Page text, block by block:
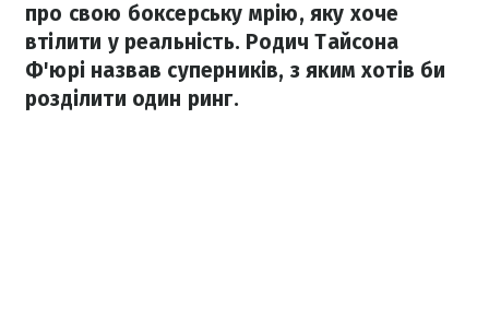
про свою боксерську мрію, яку хоче
втілити у реальність. Родич Тайсона
Ф'юрі назвав суперників, з яким хотів би
розділити один ринг.